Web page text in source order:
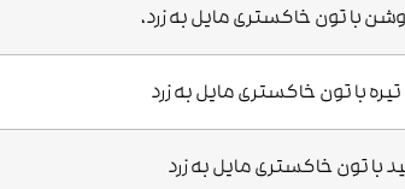
با تون خاکستری مایل به زرد،
با تون خاکستری مایل به زرد
با تون خاکستری مایل به زرد